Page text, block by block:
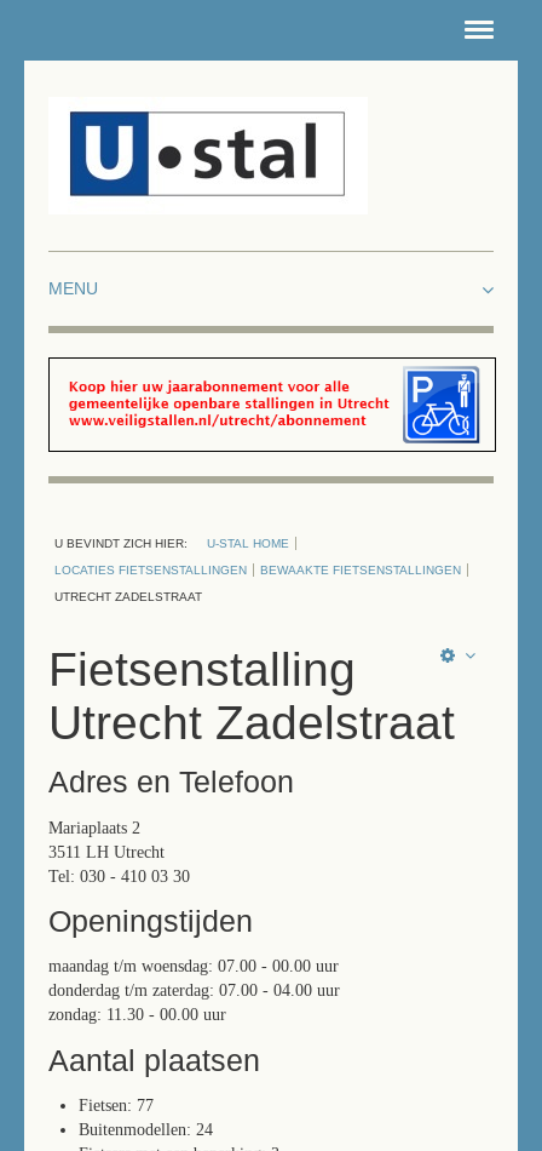
NIEUWSARCHIEF
CONTACT
INTRANET
LOCATIES FIETSENSTALLINGEN
WERKEN & LEREN
U BEVINDT ZICH HIER:
U-STAL HOME
LOCATIES FIETSENSTALLINGEN
BEWAAKTE FIETSENSTALLINGEN
UTRECHT ZADELSTRAAT
Fietsenstalling
Utrecht Zadelstraat
Adres en Telefoon
Mariaplaats 2
3511 LH Utrecht
Tel: 030 - 410 03 30
Openingstijden
maandag t/m woensdag: 07.00 - 00.00 uur
donderdag t/m zaterdag: 07.00 - 04.00 uur
zondag: 11.30 - 00.00 uur
Aantal plaatsen
Fietsen: 77
Buitenmodellen: 24